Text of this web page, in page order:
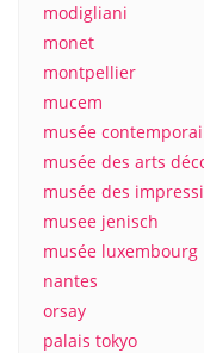
modigliani
monet
montpellier
mucem
musée
musée des arts
musée des
musee jenisch
musée luxembourg
nantes
orsay
palais tokyo